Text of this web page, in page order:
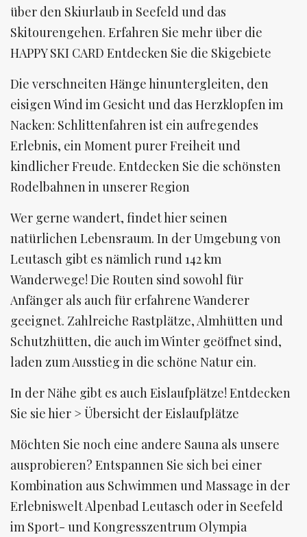
über den Skiurlaub in Seefeld und das
Skitourengehen. Erfahren Sie mehr über die
HAPPY SKI CARD Entdecken Sie die Skigebiete
Die verschneiten Hänge hinuntergleiten, den
eisigen Wind im Gesicht und das Herzklopfen im
Nacken: Schlittenfahren ist ein aufregendes
Erlebnis, ein Moment purer Freiheit und
kindlicher Freude. Entdecken Sie die schönsten
Rodelbahnen in unserer Region
Wer gerne wandert, findet hier seinen
natürlichen Lebensraum. In der Umgebung von
Leutasch gibt es nämlich rund 142 km
Wanderwege! Die Routen sind sowohl für
Anfänger als auch für erfahrene Wanderer
geeignet. Zahlreiche Rastplätze, Almhütten und
Schutzhütten, die auch im Winter geöffnet sind,
laden zum Ausstieg in die schöne Natur ein.
In der Nähe gibt es auch Eislaufplätze! Entdecken
Sie sie hier > Übersicht der Eislaufplätze
Möchten Sie noch eine andere Sauna als unsere
ausprobieren? Entspannen Sie sich bei einer
Kombination aus Schwimmen und Massage in der
Erlebniswelt Alpenbad Leutasch oder in Seefeld
im Sport- und Kongresszentrum Olympia